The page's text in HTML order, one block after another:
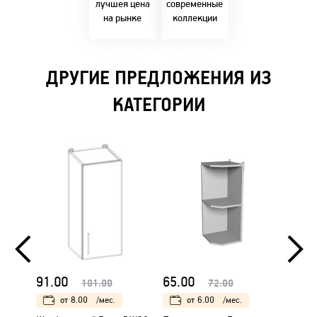
лучшея цена
на рынке
современные
коллекции
ДРУГИЕ ПРЕДЛОЖЕНИЯ ИЗ
КАТЕГОРИИ
91.00 101.00
от 8.00 /мес.
65.00 72.00
от 6.00 /мес.